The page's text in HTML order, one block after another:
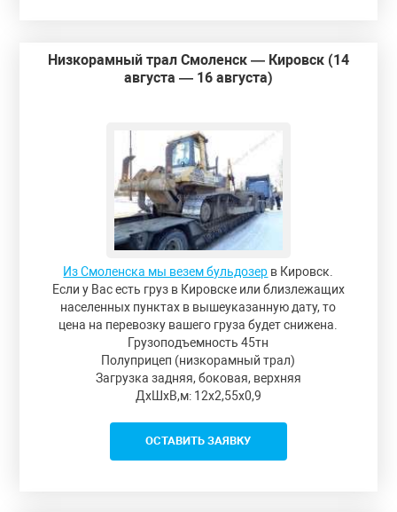
Низкорамный трал Смоленск — Кировск (14
августа — 16 августа)
Из Смоленска мы везем бульдозер в Кировск.
Если у Вас есть груз в Кировске или близлежащих
населенных пунктах в вышеуказанную дату, то
цена на перевозку вашего груза будет снижена.
Грузоподъемность 45тн
Полуприцеп (низкорамный трал)
Загрузка задняя, боковая, верхняя
ДxШxВ,м: 12x2,55x0,9
ОСТАВИТЬ ЗАЯВКУ